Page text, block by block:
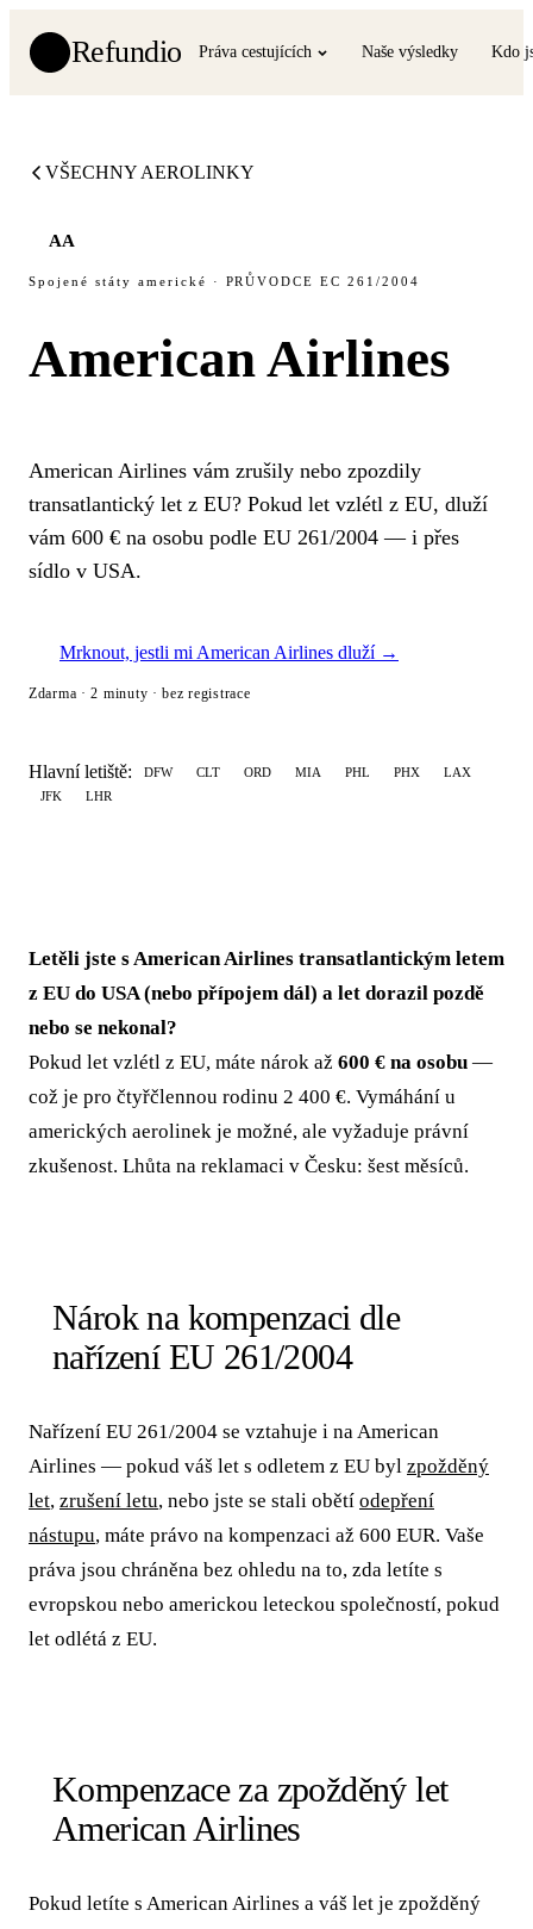
Refundio Práva cestujících Naše výsledky Kdo
VŠECHNY AEROLINKY
AA
Spojené státy americké · PRŮVODCE EC 261/2004
American Airlines
American Airlines vám zrušily nebo zpozdily
transatlantický let z EU? Pokud let vzlétl z EU, dluží
vám 600 € na osobu podle EU 261/2004 — i přes
sídlo v USA.
Mrknout, jestli mi American Airlines dluží →
Zdarma · 2 minuty · bez registrace
Hlavní letiště: DFW CLT ORD MIA PHL PHX
LAX
JFK
LHR
Letěli jste s American Airlines transatlantickým letem
z EU do USA (nebo přípojem dál) a let dorazil pozdě
nebo se nekonal?
Pokud let vzlétl z EU, máte nárok až 600 € na osobu —
což je pro čtyřčlennou rodinu 2 400 €. Vymáhání u
amerických aerolinek je možné, ale vyžaduje právní
zkušenost. Lhůta na reklamaci v Česku: šest měsíců.
Nárok na kompenzaci dle
nařízení EU 261/2004
Nařízení EU 261/2004 se vztahuje i na American
Airlines — pokud váš let s odletem z EU byl zpožděný
let, zrušení letu, nebo jste se stali obětí odepření
nástupu, máte právo na kompenzaci až 600 EUR. Vaše
práva jsou chráněna bez ohledu na to, zda letíte s
evropskou nebo americkou leteckou společností, pokud
let odlétá z EU.
Kompenzace za zpožděný let
American Airlines
Pokud letíte s American Airlines a váš let je zpožděný